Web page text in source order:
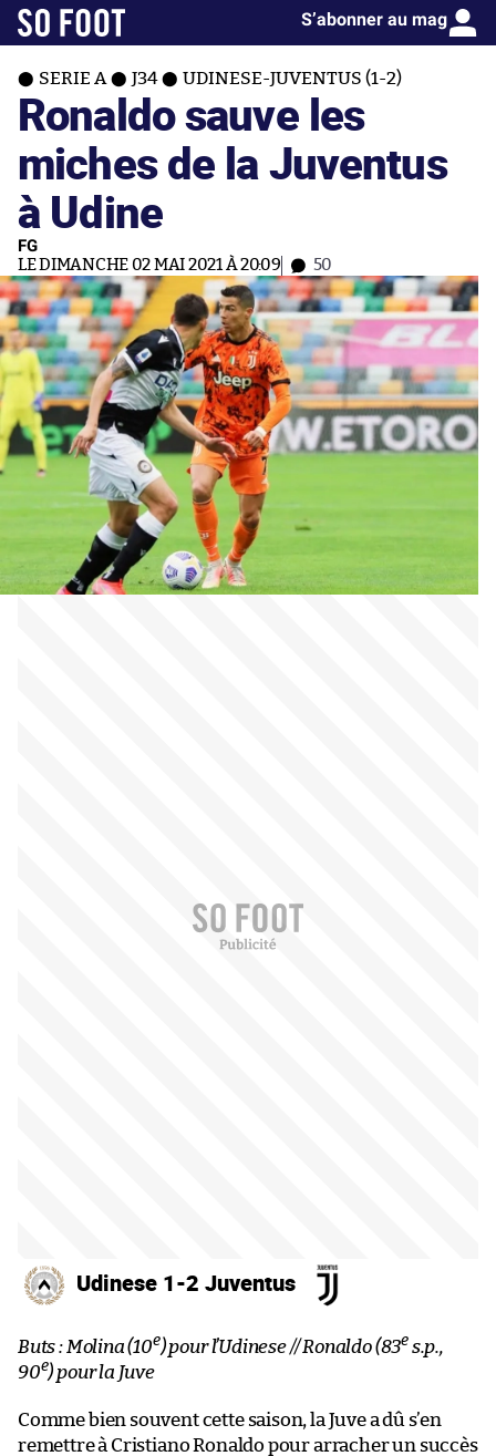
S’abonner au mag
SERIE A J34 UDINESE-JUVENTUS (1-2)
Ronaldo sauve les
miches de la Juventus
à Udine
FG
LE DIMANCHE 02 MAI 2021 À 20:09 50
Udinese 1-2 Juventus
Buts : Molina (10e) pour l’Udinese // Ronaldo (83e s.p.,
90e) pour la Juve
Comme bien souvent cette saison, la Juve a dû s’en
remettre à Cristiano Ronaldo pour arracher un succès